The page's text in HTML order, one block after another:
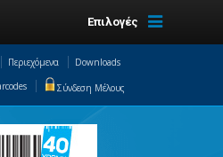
Επιλογές
Περιεχόμενα
Downloads
Σύνδεση Μέλους